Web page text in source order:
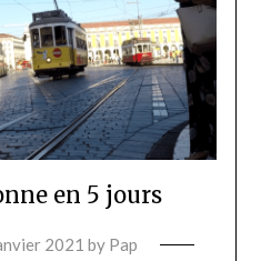
en 5 jours
2021 by Pap